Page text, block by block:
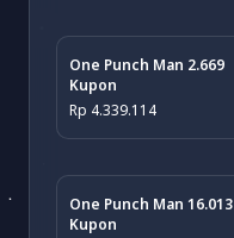
One Punch Man 2.669
Kupon
Rp 4.339.114
One Punch Man 16.013
Kupon